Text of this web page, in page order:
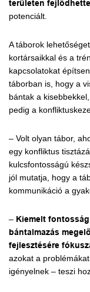
területen
potenciált.
A táborok
kortársaikkal és a
kapcsolatokat
táborban is, hogy a
bántak a
pedig a
– Volt olyan tábor,
egy konfliktus
kulcsfontosságú
jól mutatja, hogy a
kommunikáció a
– Kiemelt
bántalmazás
fejlesztésére
azokat a
igényelnek – teszi